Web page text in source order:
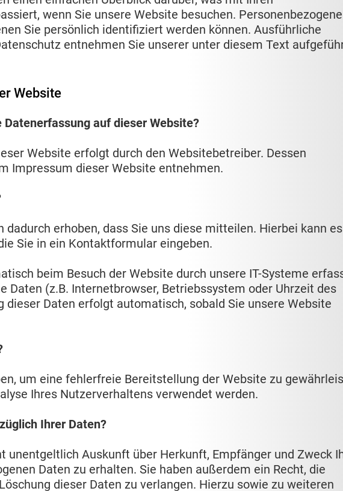
wenn Sie unsere Website besuchen. Personenbezogene
Sie persönlich identifiziert werden können. Ausführliche
entnehmen Sie unserer unter diesem Text
Website
auf dieser Website?
Website erfolgt durch den Websitebetreiber. Dessen
Impressum dieser Website entnehmen.
dadurch erhoben, dass Sie uns diese mitteilen. Hierbei kann es
Sie in ein Kontaktformular eingeben.
beim Besuch der Website durch unsere IT-Systeme
Daten (z.B. Internetbrowser, Betriebssystem oder Uhrzeit des
dieser Daten erfolgt automatisch, sobald Sie unsere Website
um eine fehlerfreie Bereitstellung der Website zu
Ihres Nutzerverhaltens verwendet werden.
Ihrer Daten?
unentgeltlich Auskunft über Herkunft, Empfänger und Zweck
Daten zu erhalten. Sie haben außerdem ein Recht, die
dieser Daten zu verlangen. Hierzu sowie zu weiteren